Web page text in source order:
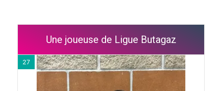
Une joueuse de Ligue Butagaz
27